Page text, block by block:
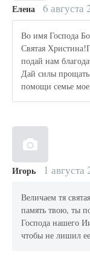
Елена 6 августа
Во имя Господа
Святая
подай нам
Дай силы
помощи семье
Игорь 1
Величаем тя
память твою, ты
Господа нашего
чтобы не лишил